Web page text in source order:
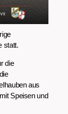
statt.
die
aus
Speisen und